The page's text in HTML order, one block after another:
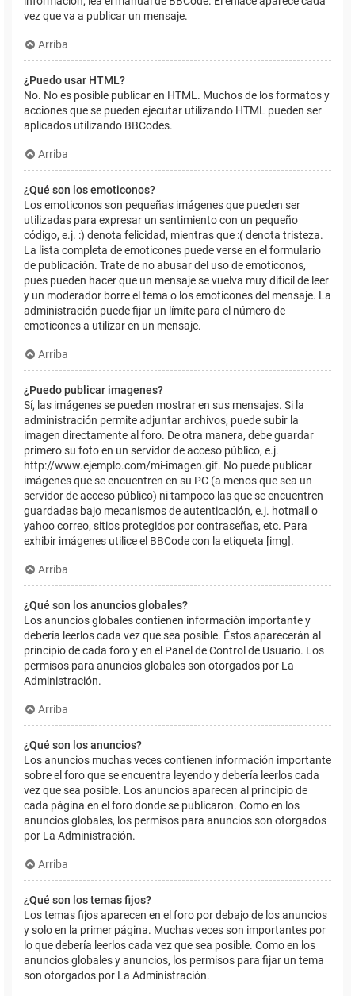
vez que va a publicar un mensaje.
Arriba
¿Puedo usar HTML?
No. No es posible publicar en HTML. Muchos de los formatos y
acciones que se pueden ejecutar utilizando HTML pueden ser
aplicados utilizando BBCodes.
Arriba
¿Qué son los emoticonos?
Los emoticonos son pequeñas imágenes que pueden ser
utilizadas para expresar un sentimiento con un pequeño
código, e.j. :) denota felicidad, mientras que :( denota tristeza.
La lista completa de emoticones puede verse en el formulario
de publicación. Trate de no abusar del uso de emoticonos,
pues pueden hacer que un mensaje se vuelva muy difícil de leer
y un moderador borre el tema o los emoticones del mensaje. La
administración puede fijar un límite para el número de
emoticones a utilizar en un mensaje.
Arriba
¿Puedo publicar imagenes?
Sí, las imágenes se pueden mostrar en sus mensajes. Si la
administración permite adjuntar archivos, puede subir la
imagen directamente al foro. De otra manera, debe guardar
primero su foto en un servidor de acceso público, e.j.
http://www.ejemplo.com/mi-imagen.gif. No puede publicar
imágenes que se encuentren en su PC (a menos que sea un
servidor de acceso público) ni tampoco las que se encuentren
guardadas bajo mecanismos de autenticación, e.j. hotmail o
yahoo correo, sitios protegidos por contraseñas, etc. Para
exhibir imágenes utilice el BBCode con la etiqueta [img].
Arriba
¿Qué son los anuncios globales?
Los anuncios globales contienen información importante y
debería leerlos cada vez que sea posible. Éstos aparecerán al
principio de cada foro y en el Panel de Control de Usuario. Los
permisos para anuncios globales son otorgados por La
Administración.
Arriba
¿Qué son los anuncios?
Los anuncios muchas veces contienen información importante
sobre el foro que se encuentra leyendo y debería leerlos cada
vez que sea posible. Los anuncios aparecen al principio de
cada página en el foro donde se publicaron. Como en los
anuncios globales, los permisos para anuncios son otorgados
por La Administración.
Arriba
¿Qué son los temas fijos?
Los temas fijos aparecen en el foro por debajo de los anuncios
y solo en la primer página. Muchas veces son importantes por
lo que debería leerlos cada vez que sea posible. Como en los
anuncios globales y anuncios, los permisos para fijar un tema
son otorgados por La Administración.